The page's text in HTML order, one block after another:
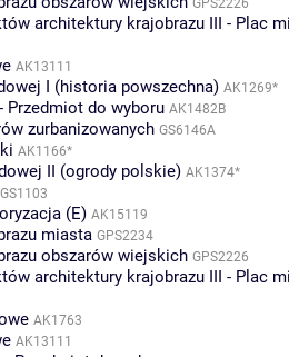
architektury krajobrazu III - Plac
AK13111
I (historia powszechna) AK1269*
Przedmiot do wyboru AK1482B
zurbanizowanych GS6146A
AK1166*
II (ogrody polskie) AK1374*
GS1103
(E) AK15119
miasta GPS2234
obszarów wiejskich GPS2226
architektury krajobrazu III - Plac
AK1763
AK13111